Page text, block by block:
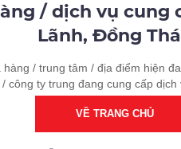
/ dịch vụ cung
Lãnh, Đồng
/ trung tâm / địa điểm hiện
công ty trung đang cung cấp
VỀ TRANG CHỦ